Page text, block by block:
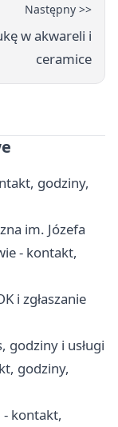
Następny >>
w akwareli i
ceramice
godziny,
im. Józefa
- kontakt,
i zgłaszanie
godziny i usługi
godziny,
- kontakt,